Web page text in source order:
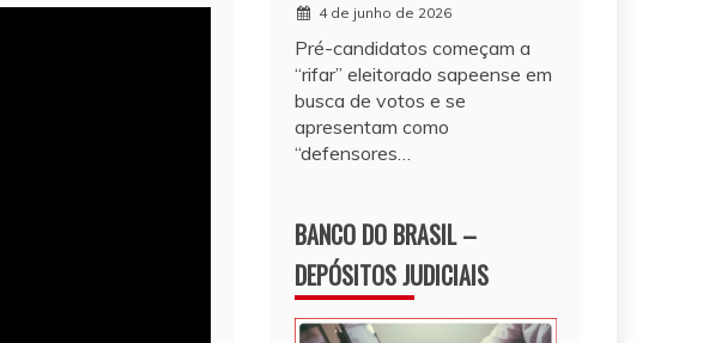
4 de junho de 2026
Pré-candidatos começam a
“rifar” eleitorado sapeense em
busca de votos e se
apresentam como
“defensores…
BANCO DO BRASIL –
DEPÓSITOS JUDICIAIS